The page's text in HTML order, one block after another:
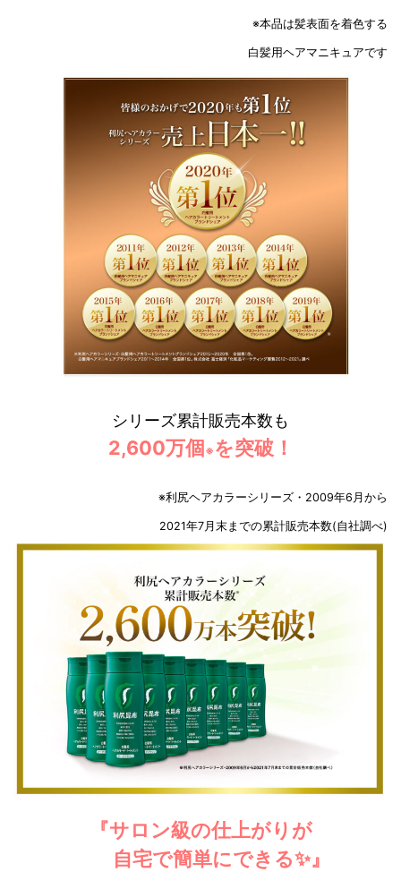
※本品は髪表面を着色する
白髪用ヘアマニキュアです
シリーズ累計販売本数も
2,600万個※ を突破！
※利尻ヘアカラーシリーズ・2009年6月から
2021年7月末までの累計販売本数(自社調べ)
『サロン級の仕上がりが
自宅で簡単にできる✨』